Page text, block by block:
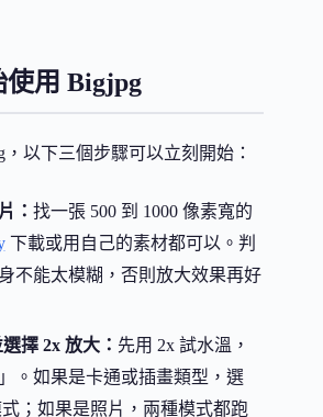
使用 Bigjpg
以下三個步驟可以立刻開始：
： 找一張 500 到 1000 像素寬的
下載或用自己的素材都可以。判
不能太模糊，否則放大效果再好
擇 2x 放大： 先用 2x 試水溫，
。如果是卡通或插畫類型，選
式；如果是照片，兩種模式都跑